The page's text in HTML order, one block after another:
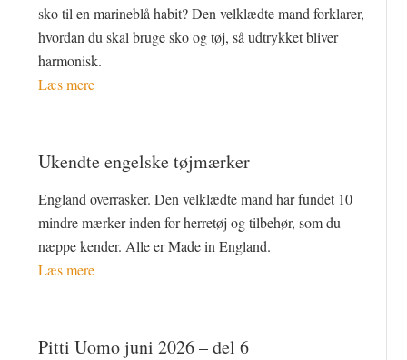
sko til en marineblå habit? Den velklædte mand forklarer,
hvordan du skal bruge sko og tøj, så udtrykket bliver
harmonisk.
Læs mere
Ukendte engelske tøjmærker
England overrasker. Den velklædte mand har fundet 10
mindre mærker inden for herretøj og tilbehør, som du
næppe kender. Alle er Made in England.
Læs mere
Pitti Uomo juni 2026 – del 6